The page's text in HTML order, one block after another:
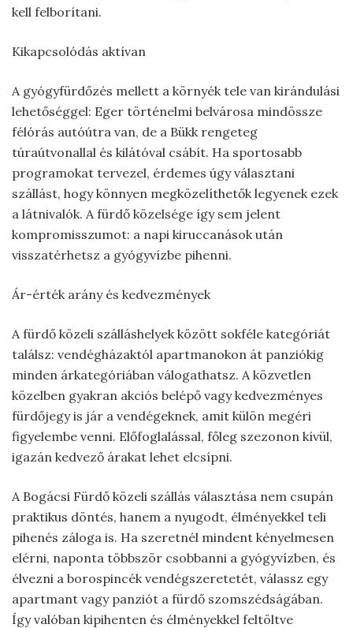
kell felborítani.
Kikapcsolódás aktívan
A gyógyfürdőzés mellett a környék tele van kirándulási
lehetőséggel: Eger történelmi belvárosa mindössze
félórás autóútra van, de a Bükk rengeteg
túraútvonallal és kilátóval csábít. Ha sportosabb
programokat tervezel, érdemes úgy választani
szállást, hogy könnyen megközelíthetők legyenek ezek
a látnivalók. A fürdő közelsége így sem jelent
kompromisszumot: a napi kiruccanások után
visszatérhetsz a gyógyvízbe pihenni.
Ár-érték arány és kedvezmények
A fürdő közeli szálláshelyek között sokféle kategóriát
találsz: vendégházaktól apartmanokon át panziókig
minden árkategóriában válogathatsz. A közvetlen
közelben gyakran akciós belépő vagy kedvezményes
fürdőjegy is jár a vendégeknek, amit külön megéri
figyelembe venni. Előfoglalással, főleg szezonon kívül,
igazán kedvező árakat lehet elcsípni.
A Bogácsi Fürdő közeli szállás választása nem csupán
praktikus döntés, hanem a nyugodt, élményekkel teli
pihenés záloga is. Ha szeretnél mindent kényelmesen
elérni, naponta többször csobbanni a gyógyvízben, és
élvezni a borospincék vendégszeretetét, válassz egy
apartmant vagy panziót a fürdő szomszédságában.
Így valóban kipihenten és élményekkel feltöltve